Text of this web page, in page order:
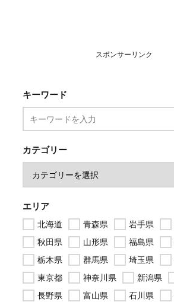
スポンサーリンク
キーワード
カテゴリー
エリア
北海道 青森県 岩手県
秋田県
山形県 福島県
栃木県
群馬県 埼玉県
東京都
神奈川県 新潟県
長野県
富山県 石川県